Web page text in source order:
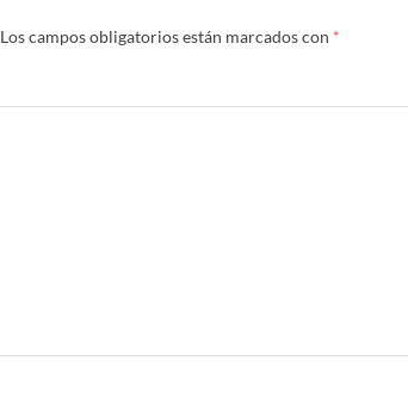
Los campos obligatorios están marcados con *